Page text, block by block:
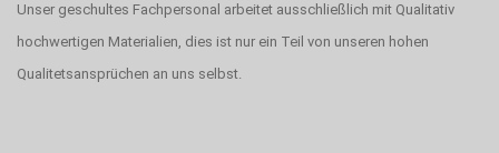
Unser geschultes Fachpersonal arbeitet ausschließlich mit Qualitativ
hochwertigen Materialien, dies ist nur ein Teil von unseren hohen
Qualitetsansprüchen an uns selbst.